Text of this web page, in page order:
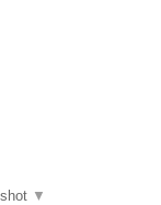
▼